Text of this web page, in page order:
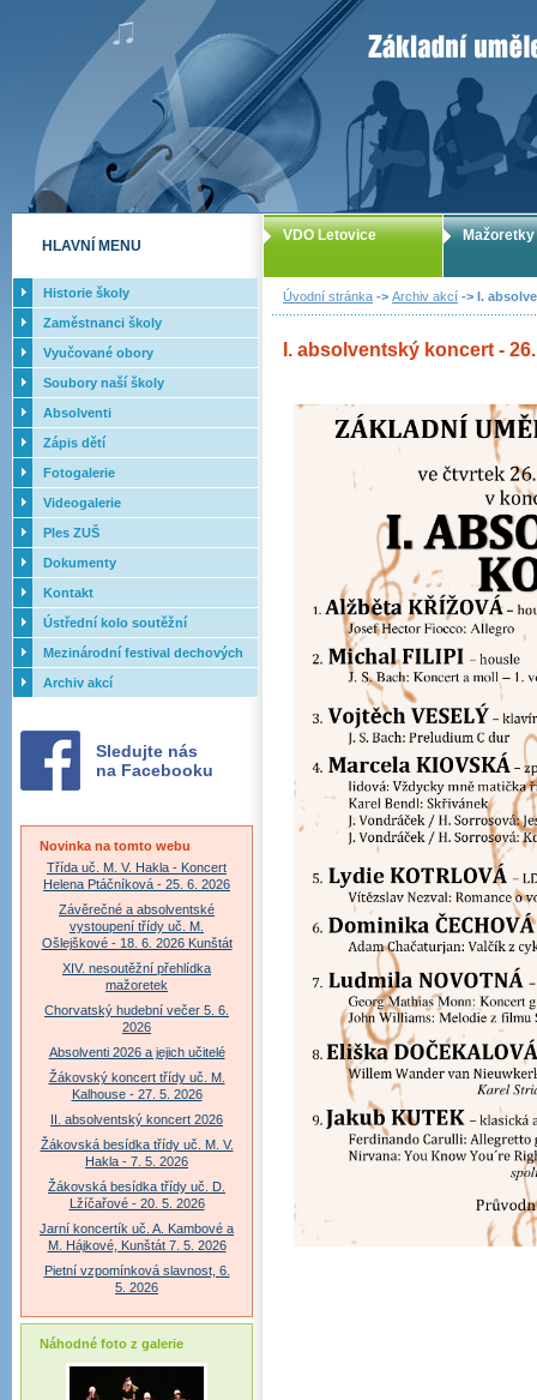
ZUŠ Letovice
Úvodní stránka -> Archiv akcí -> I.
I. absolventský koncert -
VDO Letovice Mažoretky
HLAVNÍ MENU
Historie školy
Zaměstnanci školy
Vyučované obory
Soubory naší školy
Absolventi
Zápis dětí
Fotogalerie
Videogalerie
Ples ZUŠ
Dokumenty
Kontakt
Ústřední kolo soutěžní
přehlídky dechových orchestrů
ZUŠ - 2017
Mezinárodní festival dechových
orchestrů - Letovice
Archiv akcí
Sledujte nás
na Facebooku
Novinka na tomto webu
Třída uč. M. V. Hakla - Koncert
Helena Ptáčníková - 25. 6. 2026
Závěrečné a absolventské
vystoupení třídy uč. M.
Ošlejškové - 18. 6. 2026 Kunštát
XIV. nesoutěžní přehlídka
mažoretek
Chorvatský hudební večer 5. 6.
2026
Absolventi 2026 a jejich učitelé
Žákovský koncert třídy uč. M.
Kalhouse - 27. 5. 2026
II. absolventský koncert 2026
Žákovská besídka třídy uč. M. V.
Hakla - 7. 5. 2026
Žákovská besídka třídy uč. D.
Lžíčařové - 20. 5. 2026
Jarní koncertík uč. A. Kambové a
M. Hájkové, Kunštát 7. 5. 2026
Pietní vzpomínková slavnost, 6.
5. 2026
Náhodné foto z galerie